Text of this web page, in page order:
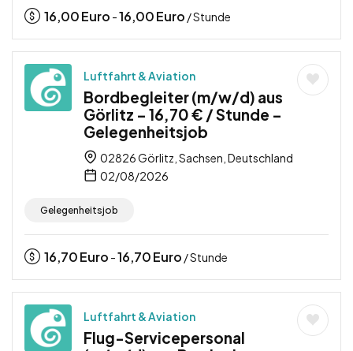
16,00Euro -16,00Euro / Stunde
Luftfahrt & Aviation
Bordbegleiter (m/w/d) aus
Görlitz – 16,70 € / Stunde –
Gelegenheitsjob
02826 Görlitz, Sachsen, Deutschland
02/08/2026
Gelegenheitsjob
16,70Euro -16,70Euro / Stunde
Luftfahrt & Aviation
Flug-Servicepersonal